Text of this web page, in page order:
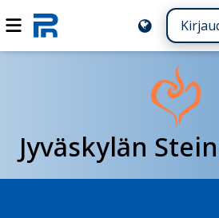
Jyväskylän